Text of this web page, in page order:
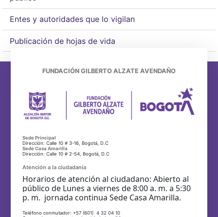
Entes y autoridades que lo vigilan
Publicación de hojas de vida
FUNDACIÓN GILBERTO ALZATE AVENDAÑO
Sede Principal
Dirección: Calle 10 # 3-16, Bogotá, D.C
Sede Casa Amarilla
Dirección: Calle 10 # 2-54, Bogotá, D.C
Atención a la ciudadanía
Horarios de atención al ciudadano: Abierto al
público de Lunes a viernes de 8:00 a. m. a 5:30
p. m. jornada continua Sede Casa Amarilla.
Teléfono conmutador: +57 (601) 4 32 04 10